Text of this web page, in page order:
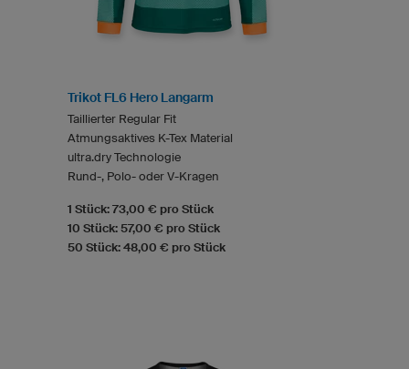
Trikot FL6 Hero Langarm
Taillierter Regular Fit
Atmungsaktives K-Tex Material
ultra.dry Technologie
Rund-, Polo- oder V-Kragen
1 Stück: 73,00 € pro Stück
10 Stück: 57,00 € pro Stück
50 Stück: 48,00 € pro Stück